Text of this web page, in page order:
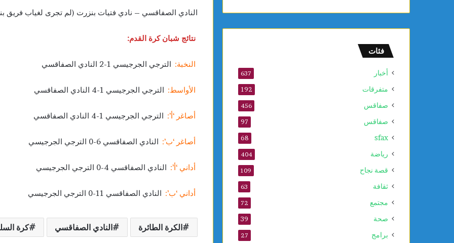
النادي الصفاقسي – نادي فتيات بنزرت (لم تجرى لغياب فريق
نتائج شبان كرة القدم:
النخبة: الترجي الجرجيسي 1-2 النادي الصفاقسي
الأواسط: الترجي الجرجيسي 1-4 النادي الصفاقسي
أصاغر ‘أ’: الترجي الجرجيسي 1-4 النادي الصفاقسي
أصاغر ‘ب’: النادي الصفاقسي 6-0 الترجي الجرجيسي
أداني ‘أ’: النادي الصفاقسي 4-0 الترجي الجرجيسي
أداني ‘ب’: النادي الصفاقسي 11-0 الترجي الجرجيسي
الكرة الطائرة النادي الصفاقسي كرة
فئات
أخبار 637
متفرقات 192
صفاقس 456
صفاقس 97
sfax
68
رياضة 404
قصة نجاح 109
ثقافة 63
مجتمع 72
صحة 39
برامج 27